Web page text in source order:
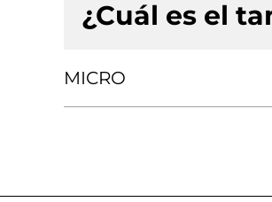
¿Cuál es el
MICRO